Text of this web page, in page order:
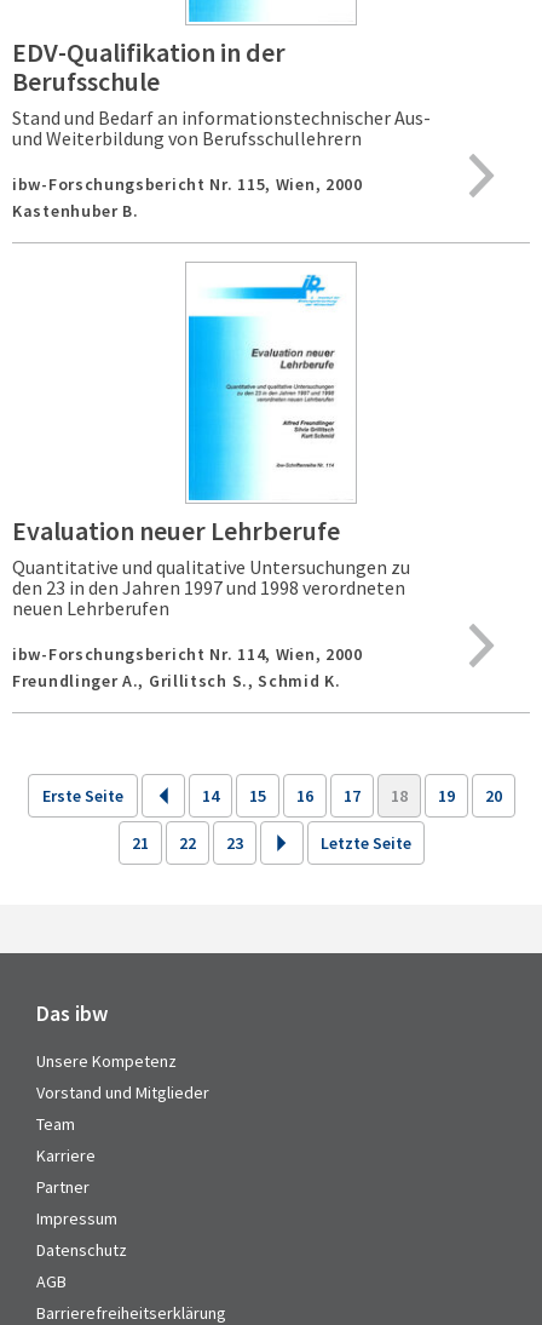
EDV-Qualifikation in der
Berufsschule
Stand und Bedarf an informationstechnischer Aus-
und Weiterbildung von Berufsschullehrern
ibw-Forschungsbericht Nr. 115, Wien, 2000
Kastenhuber B.
Evaluation neuer Lehrberufe
Quantitative und qualitative Untersuchungen zu
den 23 in den Jahren 1997 und 1998 verordneten
neuen Lehrberufen
ibw-Forschungsbericht Nr. 114, Wien, 2000
Freundlinger A., Grillitsch S., Schmid K.
Erste Seite 14 15 16 17 18 19 20
21 22 23 Letzte Seite
Das ibw
Unsere Kompetenz
Vorstand und Mitglieder
Team
Karriere
Partner
Impressum
Datenschutz
AGB
Barrierefreiheitserklärung